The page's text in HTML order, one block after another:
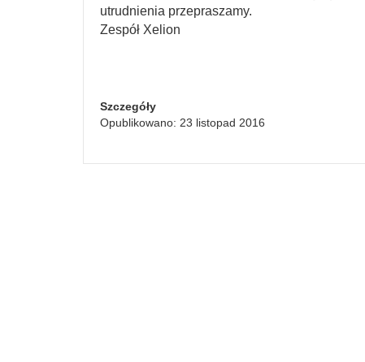
utrudnienia przepraszamy.
Zespół Xelion
Szczegóły
Opublikowano: 23 listopad 2016